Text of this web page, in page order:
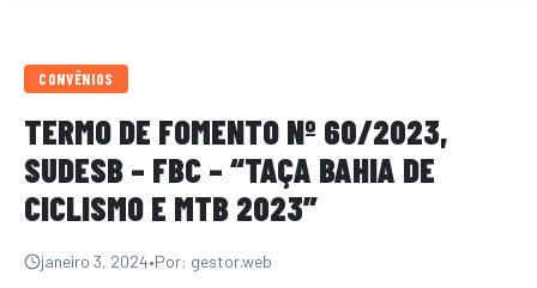
CONVÊNIOS
TERMO DE FOMENTO Nº 60/2023,
SUDESB – FBC – “TAÇA BAHIA DE
CICLISMO E MTB 2023”
janeiro 3, 2024•Por: gestor.web